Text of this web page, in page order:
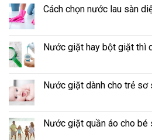
Cách chọn nước lau sàn
Nước giặt hay bột giặt thì
Nước giặt dành cho trẻ sơ
Nước giặt quần áo cho bé